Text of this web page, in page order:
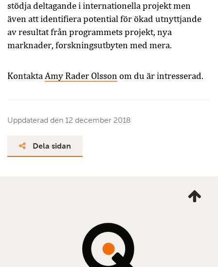
stödja deltagande i internationella projekt men
även att identifiera potential för ökad utnyttjande
av resultat från programmets projekt, nya
marknader, forskningsutbyten med mera.
Kontakta Amy Rader Olsson om du är intresserad.
Uppdaterad den 12 december 2018
Dela sidan
mig